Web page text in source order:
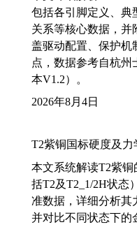
包括各引脚定义、典
关系等核心数据，并
盖驱动配置、保护机
点，数据参考自杭州
本V1.2）。
2026年8月4日
T2紫铜国标硬度及力
本文系统解读T2紫
括T2及T2_1/2H状态
准数据，详细分析其
并对比不同状态下的